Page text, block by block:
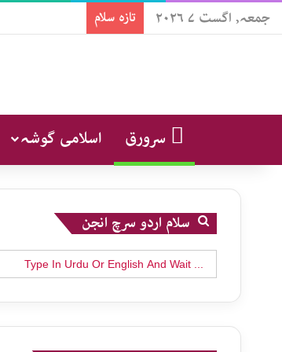
جمعہ, اگست ۷ ۲۰۲۶ تازہ سلام
سرورق اسلامی گوشہ
سلام اردو سرچ انجن
Search
for: